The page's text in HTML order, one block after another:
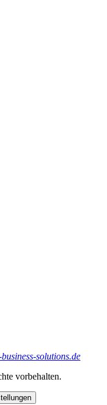
solutions.de
vorbehalten.